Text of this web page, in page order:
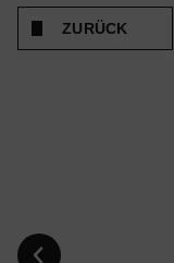
ZURÜCK